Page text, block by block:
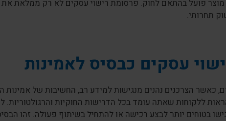
מוצר פועל בהתאם לחוק. פרסומת רישוי עסקים לא רק ממלאת
תחרותי.
עסקים כבסיס לאמינות
כאשר הצרכנים נהנים מנגישות למידע רב, החשיבות של
ללקוחות שאתה עומד בכל הדרישות החוקיות
בטוחים יותר לבצע רכישה או להתחיל בשיתוף פעולה. זהו